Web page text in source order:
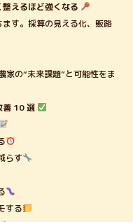
えるほど強くなる
す。採算の見える化、販路
家の“未来課題”と可能性をま
善 10 選
らす
する